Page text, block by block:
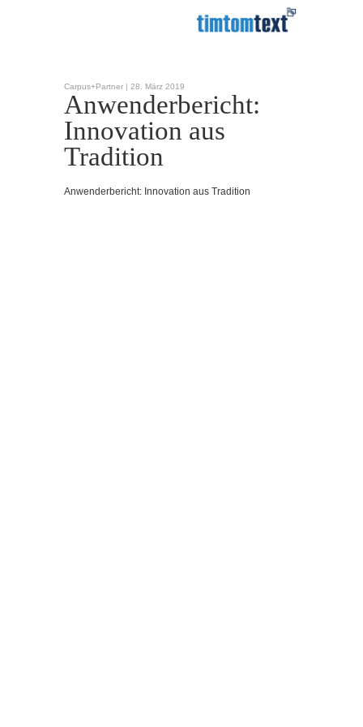
Carpus+Partner | 28. März 2019
Anwenderbericht:
Innovation aus
Tradition
Anwenderbericht: Innovation aus Tradition